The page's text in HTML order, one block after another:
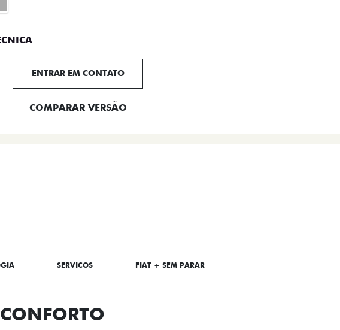
ENTRAR EM CONTATO
COMPARAR VERSÃO
SERVICOS FIAT + SEM PARAR
ROAD